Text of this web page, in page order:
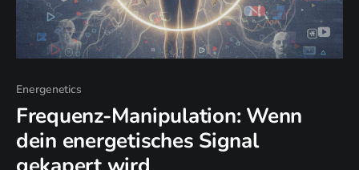
Energenetics
Frequenz-Manipulation: Wenn
dein energetisches Signal